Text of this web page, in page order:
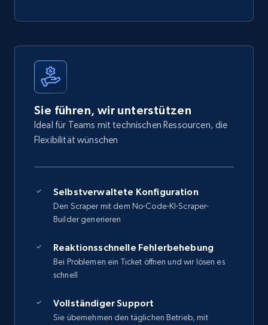
Sie führen, wir unterstützen
Ideal für Teams mit technischen Ressourcen, die
Flexibilität wünschen
Selbstverwaltete Konfiguration
Den Scraper mit dem No-Code-KI-Scraper-
Builder generieren
Reaktionsschnelle Fehlerbehebung
Bei Problemen ein Ticket öffnen und wir lösen es
schnell
Vollständiger Support
Sie übernehmen den täglichen Betrieb, mit